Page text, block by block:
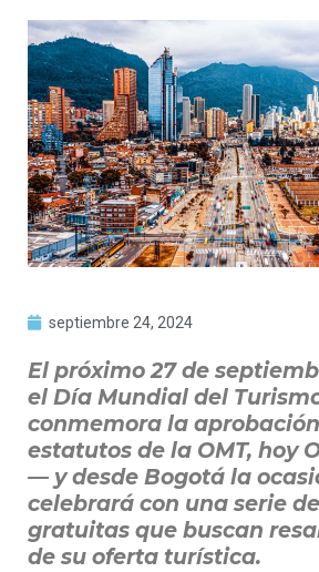
septiembre 24, 2024
El próximo 27 de
el Día Mundial del
conmemora la
estatutos de la OMT, hoy
— y desde Bogotá la
celebrará con una serie
gratuitas que buscan
de su oferta turística.